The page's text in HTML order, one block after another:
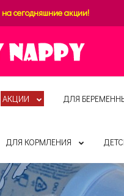
на сегодняшние акции!
АКЦИИ ДЛЯ
ДЛЯ КОРМЛЕНИЯ